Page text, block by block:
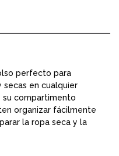
perfecto para
secas en cualquier
su compartimento
organizar fácilmente
la ropa seca y la